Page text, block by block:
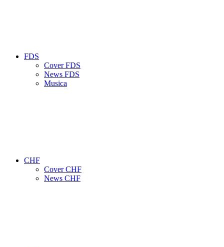
FDS
Cover FDS
News FDS
Musica
CHF
Cover CHF
News CHF